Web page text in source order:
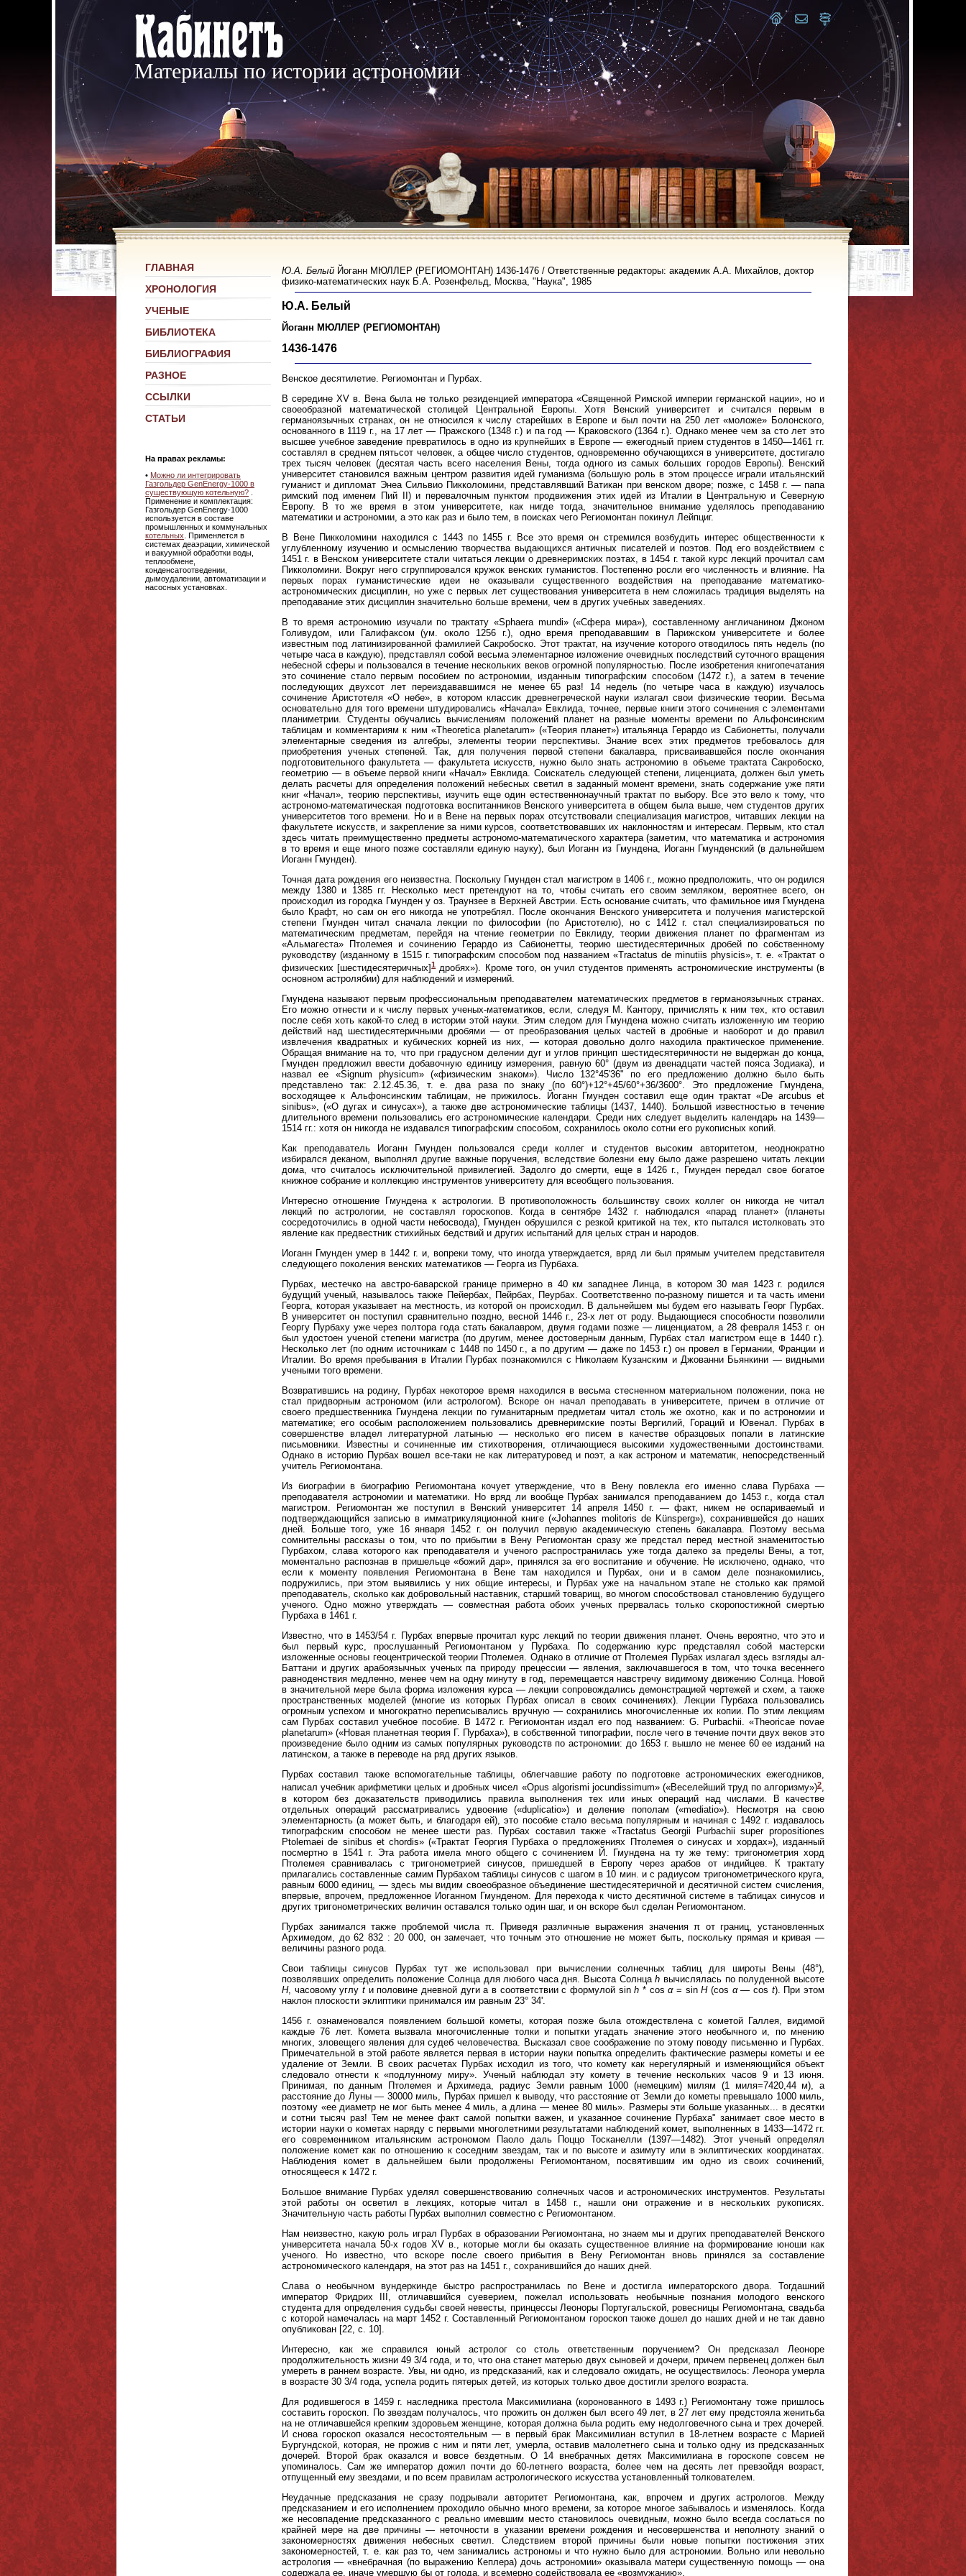
Материалы по истории астрономии
ГЛАВНАЯ
ХРОНОЛОГИЯ
УЧЕНЫЕ
БИБЛИОТЕКА
БИБЛИОГРАФИЯ
РАЗНОЕ
ССЫЛКИ
СТАТЬИ
На правах рекламы:
• Можно ли интегрировать
Газгольдер GenEnergy-1000 в
существующую котельную?
Применение и комплектация:
Газгольдер GenEnergy-1000
используется в составе
промышленных и коммунальных
котельных . Применяется в
системах деаэрации, химической
и вакуумной обработки воды,
теплообмене,
конденсатоотведении,
дымоудалении, автоматизации и
насосных установках.
Ю.А. Белый Йоганн МЮЛЛЕР (РЕГИОМОНТАН) 1436-1476 / Ответственные редакторы: академик А.А. Михайлов, доктор
физико-математических наук Б.А. Розенфельд, Москва, "Наука", 1985
Ю.А. Белый
Йоганн МЮЛЛЕР (РЕГИОМОНТАН)
1436-1476
Венское десятилетие. Региомонтан и Пурбах.
В середине XV в. Вена была не только резиденцией императора «Священной Римской империи германской нации», но и
своеобразной математической столицей Центральной Европы. Хотя Венский университет и считался первым в
германоязычных странах, он не относился к числу старейших в Европе и был почти на 250 лет «моложе» Болонского,
основанного в 1119 г., на 17 лет — Пражского (1348 г.) и па год — Краковского (1364 г.). Однако менее чем за сто лет это
высшее учебное заведение превратилось в одно из крупнейших в Европе — ежегодный прием студентов в 1450—1461 гг.
составлял в среднем пятьсот человек, а общее число студентов, одновременно обучающихся в университете, достигало
трех тысяч человек (десятая часть всего населения Вены, тогда одного из самых больших городов Европы). Венский
университет становился важным центром развития идей гуманизма (большую роль в этом процессе играли итальянский
гуманист и дипломат Энеа Сильвио Пикколомини, представлявший Ватикан при венском дворе; позже, с 1458 г. — папа
римский под именем Пий II) и перевалочным пунктом продвижения этих идей из Италии в Центральную и Северную
Европу. В то же время в этом университете, как нигде тогда, значительное внимание уделялось преподаванию
математики и астрономии, а это как раз и было тем, в поисках чего Региомонтан покинул Лейпциг.
В Вене Пикколомини находился с 1443 по 1455 г. Все это время он стремился возбудить интерес общественности к
углубленному изучению и осмыслению творчества выдающихся античных писателей и поэтов. Под его воздействием с
1451 г. в Венском университете стали читаться лекции о древнеримских поэтах, в 1454 г. такой курс лекций прочитал сам
Пикколомини. Вокруг него сгруппировался кружок венских гуманистов. Постепенно росли его численность и влияние. На
первых порах гуманистические идеи не оказывали существенного воздействия на преподавание математико-
астрономических дисциплин, но уже с первых лет существования университета в нем сложилась традиция выделять на
преподавание этих дисциплин значительно больше времени, чем в других учебных заведениях.
В то время астрономию изучали по трактату «Sphaera mundi» («Сфера мира»), составленному англичанином Джоном
Голивудом, или Галифаксом (ум. около 1256 г.), одно время преподававшим в Парижском университете и более
известным под латинизированной фамилией Сакробоско. Этот трактат, на изучение которого отводилось пять недель (по
четыре часа в каждую), представлял собой весьма элементарное изложение очевидных последствий суточного вращения
небесной сферы и пользовался в течение нескольких веков огромной популярностью. После изобретения книгопечатания
это сочинение стало первым пособием по астрономии, изданным типографским способом (1472 г.), а затем в течение
последующих двухсот лет переиздававшимся не менее 65 раз! 14 недель (по четыре часа в каждую) изучалось
сочинение Аристотеля «О небе», в котором классик древнегреческой науки излагал свои физические теории. Весьма
основательно для того времени штудировались «Начала» Евклида, точнее, первые книги этого сочинения с элементами
планиметрии. Студенты обучались вычислениям положений планет на разные моменты времени по Альфонсинским
таблицам и комментариям к ним «Theoretica planetarum» («Теория планет») итальянца Герардо из Сабионетты, получали
элементарные сведения из алгебры, элементы теории перспективы. Знание всех этих предметов требовалось для
приобретения ученых степеней. Так, для получения первой степени бакалавра, присваивавшейся после окончания
подготовительного факультета — факультета искусств, нужно было знать астрономию в объеме трактата Сакробоско,
геометрию — в объеме первой книги «Начал» Евклида. Соискатель следующей степени, лиценциата, должен был уметь
делать расчеты для определения положений небесных светил в заданный момент времени, знать содержание уже пяти
книг «Начал», теорию перспективы, изучить еще один естественнонаучный трактат по выбору. Все это вело к тому, что
астрономо-математическая подготовка воспитанников Венского университета в общем была выше, чем студентов других
университетов того времени. Но и в Вене на первых порах отсутствовали специализация магистров, читавших лекции на
факультете искусств, и закрепление за ними курсов, соответствовавших их наклонностям и интересам. Первым, кто стал
здесь читать преимущественно предметы астрономо-математического характера (заметим, что математика и астрономия
в то время и еще много позже составляли единую науку), был Иоганн из Гмундена, Иоганн Гмунденский (в дальнейшем
Иоганн Гмунден).
Точная дата рождения его неизвестна. Поскольку Гмунден стал магистром в 1406 г., можно предположить, что он родился
между 1380 и 1385 гг. Несколько мест претендуют на то, чтобы считать его своим земляком, вероятнее всего, он
происходил из городка Гмунден у оз. Траунзее в Верхней Австрии. Есть основание считать, что фамильное имя Гмундена
было Крафт, но сам он его никогда не употреблял. После окончания Венского университета и получения магистерской
степени Гмунден читал сначала лекции по философии (по Аристотелю), но с 1412 г. стал специализироваться по
математическим предметам, перейдя на чтение геометрии по Евклиду, теории движения планет по фрагментам из
«Альмагеста» Птолемея и сочинению Герардо из Сабионетты, теорию шестидесятеричных дробей по собственному
руководству (изданному в 1515 г. типографским способом под названием «Tractatus de minutiis physicis», т. е. «Трактат о
физических [шестидесятеричных]1дробях»). Кроме того, он учил студентов применять астрономические инструменты (в
основном астролябии) для наблюдений и измерений.
Гмундена называют первым профессиональным преподавателем математических предметов в германоязычных странах.
Его можно отнести и к числу первых ученых-математиков, если, следуя М. Кантору, причислять к ним тех, кто оставил
после себя хоть какой-то след в истории этой науки. Этим следом для Гмундена можно считать изложенную им теорию
действий над шестидесятеричными дробями — от преобразования целых частей в дробные и наоборот и до правил
извлечения квадратных и кубических корней из них, — которая довольно долго находила практическое применение.
Обращая внимание на то, что при градусном делении дуг и углов принцип шестидесятеричности не выдержан до конца,
Гмунден предложил ввести добавочную единицу измерения, равную 60° (двум из двенадцати частей пояса Зодиака), и
назвал ее «Signum physicum» («физическим знаком»). Число 132°45'36" по его предложению должно было быть
представлено так: 2.12.45.36, т. е. два раза по знаку (по 60°)+12°+45/60°+36/3600°. Это предложение Гмундена,
восходящее к Альфонсинским таблицам, не прижилось. Йоганн Гмунден составил еще один трактат «De arcubus et
sinibus», («О дугах и синусах»), а также две астрономические таблицы (1437, 1440). Большой известностью в течение
длительного времени пользовались его астрономические календари. Среди них следует выделить календарь на 1439—
1514 гг.: хотя он никогда не издавался типографским способом, сохранилось около сотни его рукописных копий.
Как преподаватель Иоганн Гмунден пользовался среди коллег и студентов высоким авторитетом, неоднократно
избирался деканом, выполнял другие важные поручения, вследствие болезни ему было даже разрешено читать лекции
дома, что считалось исключительной привилегией. Задолго до смерти, еще в 1426 г., Гмунден передал свое богатое
книжное собрание и коллекцию инструментов университету для всеобщего пользования.
Интересно отношение Гмундена к астрологии. В противоположность большинству своих коллег он никогда не читал
лекций по астрологии, не составлял гороскопов. Когда в сентябре 1432 г. наблюдался «парад планет» (планеты
сосредоточились в одной части небосвода), Гмунден обрушился с резкой критикой на тех, кто пытался истолковать это
явление как предвестник стихийных бедствий и других испытаний для целых стран и народов.
Иоганн Гмунден умер в 1442 г. и, вопреки тому, что иногда утверждается, вряд ли был прямым учителем представителя
следующего поколения венских математиков — Георга из Пурбаха.
Пурбах, местечко на австро-баварской границе примерно в 40 км западнее Линца, в котором 30 мая 1423 г. родился
будущий ученый, называлось также Пейербах, Пейрбах, Пеурбах. Соответственно по-разному пишется и та часть имени
Георга, которая указывает на местность, из которой он происходил. В дальнейшем мы будем его называть Георг Пурбах.
В университет он поступил сравнительно поздно, весной 1446 г., 23-х лет от роду. Выдающиеся способности позволили
Георгу Пурбаху уже через полтора года стать бакалавром, двумя годами позже — лиценциатом, а 28 февраля 1453 г. он
был удостоен ученой степени магистра (по другим, менее достоверным данным, Пурбах стал магистром еще в 1440 г.).
Несколько лет (по одним источникам с 1448 по 1450 г., а по другим — даже по 1453 г.) он провел в Германии, Франции и
Италии. Во время пребывания в Италии Пурбах познакомился с Николаем Кузанским и Джованни Бьянкини — видными
учеными того времени.
Возвратившись на родину, Пурбах некоторое время находился в весьма стесненном материальном положении, пока не
стал придворным астрономом (или астрологом). Вскоре он начал преподавать в университете, причем в отличие от
своего предшественника Гмундена лекции по гуманитарным предметам читал столь же охотно, как и по астрономии и
математике; его особым расположением пользовались древнеримские поэты Вергилий, Гораций и Ювенал. Пурбах в
совершенстве владел литературной латынью — несколько его писем в качестве образцовых попали в латинские
письмовники. Известны и сочиненные им стихотворения, отличающиеся высокими художественными достоинствами.
Однако в историю Пурбах вошел все-таки не как литературовед и поэт, а как астроном и математик, непосредственный
учитель Региомонтана.
Из биографии в биографию Региомонтана кочует утверждение, что в Вену повлекла его именно слава Пурбаха —
преподавателя астрономии и математики. Но вряд ли вообще Пурбах занимался преподаванием до 1453 г., когда стал
магистром. Региомонтан же поступил в Венский университет 14 апреля 1450 г. — факт, никем не оспариваемый и
подтверждающийся записью в имматрикуляционной книге («Johannes molitoris de Künsperg»), сохранившейся до наших
дней. Больше того, уже 16 января 1452 г. он получил первую академическую степень бакалавра. Поэтому весьма
сомнительны рассказы о том, что по прибытии в Вену Региомонтан сразу же предстал перед местной знаменитостью
Пурбахом, слава которого как преподавателя и ученого распространилась уже тогда далеко за пределы Вены, а тот,
моментально распознав в пришельце «божий дар», принялся за его воспитание и обучение. Не исключено, однако, что
если к моменту появления Региомонтана в Вене там находился и Пурбах, они и в самом деле познакомились,
подружились, при этом выявились у них общие интересы, и Пурбах уже на начальном этапе не столько как прямой
преподаватель, сколько как добровольный наставник, старший товарищ, во многом способствовал становлению будущего
ученого. Одно можно утверждать — совместная работа обоих ученых прервалась только скоропостижной смертью
Пурбаха в 1461 г.
Известно, что в 1453/54 г. Пурбах впервые прочитал курс лекций по теории движения планет. Очень вероятно, что это и
был первый курс, прослушанный Региомонтаном у Пурбаха. По содержанию курс представлял собой мастерски
изложенные основы геоцентрической теории Птолемея. Однако в отличие от Птолемея Пурбах излагал здесь взгляды ал-
Баттани и других арабоязычных ученых па природу прецессии — явления, заключавшегося в том, что точка весеннего
равноденствия медленно, менее чем на одну минуту в год, перемещается навстречу видимому движению Солнца. Новой
в значительной мере была форма изложения курса — лекции сопровождались демонстрацией чертежей и схем, а также
пространственных моделей (многие из которых Пурбах описал в своих сочинениях). Лекции Пурбаха пользовались
огромным успехом и многократно переписывались вручную — сохранились многочисленные их копии. По этим лекциям
сам Пурбах составил учебное пособие. В 1472 г. Региомонтан издал его под названием: G. Purbachii. «Theoricae novae
planetarum» («Новая планетная теория Г. Пурбаха»), в собственной типографии, после чего в течение почти двух веков это
произведение было одним из самых популярных руководств по астрономии: до 1653 г. вышло не менее 60 ее изданий на
латинском, а также в переводе на ряд других языков.
Пурбах составил также вспомогательные таблицы, облегчавшие работу по подготовке астрономических ежегодников,
написал учебник арифметики целых и дробных чисел «Opus algorismi jocundissimum» («Веселейший труд по алгоризму»)2,
в котором без доказательств приводились правила выполнения тех или иных операций над числами. В качестве
отдельных операций рассматривались удвоение («duplicatio») и деление пополам («mediatio»). Несмотря на свою
элементарность (а может быть, и благодаря ей), это пособие стало весьма популярным и начиная с 1492 г. издавалось
типографским способом не менее шести раз. Пурбах составил также «Tractatus Georgii Purbachii super propositiones
Ptolemaei de sinibus et chordis» («Трактат Георгия Пурбаха о предложениях Птолемея о синусах и хордах»), изданный
посмертно в 1541 г. Эта работа имела много общего с сочинением Й. Гмундена на ту же тему: тригонометрия хорд
Птолемея сравнивалась с тригонометрией синусов, пришедшей в Европу через арабов от индийцев. К трактату
прилагались составленные самим Пурбахом таблицы синусов с шагом в 10 мин. и с радиусом тригонометрического круга,
равным 6000 единиц, — здесь мы видим своеобразное объединение шестидесятеричной и десятичной систем счисления,
впервые, впрочем, предложенное Иоганном Гмунденом. Для перехода к чисто десятичной системе в таблицах синусов и
других тригонометрических величин оставался только один шаг, и он вскоре был сделан Региомонтаном.
Пурбах занимался также проблемой числа π. Приведя различные выражения значения π от границ, установленных
Архимедом, до 62 832 : 20 000, он замечает, что точным это отношение не может быть, поскольку прямая и кривая —
величины разного рода.
Свои таблицы синусов Пурбах тут же использовал при вычислении солнечных таблиц для широты Вены (48°),
позволявших определить положение Солнца для любого часа дня. Высота Солнцаh вычислялась по полуденной высоте
H, часовому углу t и половине дневной дуги а в соответствии с формулой sinh * cosα= sinΗ(cos α— cos t). При этом
наклон плоскости эклиптики принимался им равным 23° 34'.
1456 г. ознаменовался появлением большой кометы, которая позже была отождествлена с кометой Галлея, видимой
каждые 76 лет. Комета вызвала многочисленные толки и попытки угадать значение этого необычного и, по мнению
многих, зловещего явления для судеб человечества. Высказал свое соображение по этому поводу письменно и Пурбах.
Примечательной в этой работе является первая в истории науки попытка определить фактические размеры кометы и ее
удаление от Земли. В своих расчетах Пурбах исходил из того, что комету как нерегулярный и изменяющийся объект
следовало отнести к «подлунному миру». Ученый наблюдал эту комету в течение нескольких часов 9 и 13 июня.
Принимая, по данным Птолемея и Архимеда, радиус Земли равным 1000 (немецким) милям (1 миля=7420,44 м), а
расстояние до Луны — 30000 миль, Пурбах пришел к выводу, что расстояние от Земли до кометы превышало 1000 миль,
поэтому «ее диаметр не мог быть менее 4 миль, а длина — менее 80 миль». Размеры эти больше указанных... в десятки
и сотни тысяч раз! Тем не менее факт самой попытки важен, и указанное сочинение Пурбаха" занимает свое место в
истории науки о кометах наряду с первыми многолетними результатами наблюдений комет, выполненных в 1433—1472 гг.
его современником итальянским астрономом Паоло даль Поццо Тосканелли (1397—1482). Этот ученый определял
положение комет как по отношению к соседним звездам, так и по высоте и азимуту или в эклиптических координатах.
Наблюдения комет в дальнейшем были продолжены Региомонтаном, посвятившим им одно из своих сочинений,
относящееся к 1472 г.
Большое внимание Пурбах уделял совершенствованию солнечных часов и астрономических инструментов. Результаты
этой работы он осветил в лекциях, которые читал в 1458 г., нашли они отражение и в нескольких рукописях.
Значительную часть работы Пурбах выполнил совместно с Региомонтаном.
Нам неизвестно, какую роль играл Пурбах в образовании Региомонтана, но знаем мы и других преподавателей Венского
университета начала 50-х годов XV в., которые могли бы оказать существенное влияние на формирование юноши как
ученого. Но известно, что вскоре после своего прибытия в Вену Региомонтан вновь принялся за составление
астрономического календаря, на этот раз на 1451 г., сохранившийся до наших дней.
Слава о необычном вундеркинде быстро распространилась по Вене и достигла императорского двора. Тогдашний
император Фридрих III, отличавшийся суеверием, пожелал использовать необычные познания молодого венского
студента для определения судьбы своей невесты, принцессы Леоноры Португальской, ровесницы Региомонтана, свадьба
с которой намечалась на март 1452 г. Составленный Региомонтаном гороскоп также дошел до наших дней и не так давно
опубликован [22, с. 10].
Интересно, как же справился юный астролог со столь ответственным поручением? Он предсказал Леоноре
продолжительность жизни 49 3/4 года, и то, что она станет матерью двух сыновей и дочери, причем первенец должен был
умереть в раннем возрасте. Увы, ни одно, из предсказаний, как и следовало ожидать, не осуществилось: Леонора умерла
в возрасте 30 3/4 года, успела родить пятерых детей, из которых только двое достигли зрелого возраста.
Для родившегося в 1459 г. наследника престола Максимилиана (коронованного в 1493 г.) Региомонтану тоже пришлось
составить гороскоп. По звездам получалось, что прожить он должен был всего 49 лет, в 27 лет ему предстояла женитьба
на не отличавшейся крепким здоровьем женщине, которая должна была родить ему недолговечного сына и трех дочерей.
И снова гороскоп оказался несостоятельным — в первый брак Максимилиан вступил в 18-летнем возрасте с Марией
Бургундской, которая, не прожив с ним и пяти лет, умерла, оставив малолетнего сына и только одну из предсказанных
дочерей. Второй брак оказался и вовсе бездетным. О 14 внебрачных детях Максимилиана в гороскопе совсем не
упоминалось. Сам же император дожил почти до 60-летнего возраста, более чем на десять лет превзойдя возраст,
отпущенный ему звездами, и по всем правилам астрологического искусства установленный толкователем.
Неудачные предсказания не сразу подрывали авторитет Региомонтана, как, впрочем и других астрологов. Между
предсказанием и его исполнением проходило обычно много времени, за которое многое забывалось и изменялось. Когда
же несовпадение предсказанного с реально имевшим место становилось очевидным, можно было всегда сослаться по
крайней мере на две причины — неточности в указании времени рождения и несовершенства и неполноту знаний о
закономерностях движения небесных светил. Следствием второй причины были новые попытки постижения этих
закономерностей, т. е. как раз то, чем занимались астрономы и что нужно было для астрономии. Вольно или невольно
астрология — «внебрачная (по выражению Кеплера) дочь астрономии» оказывала матери существенную помощь — она
содержала ее, иначе умершую бы от голода, и всемерно содействовала ее «возмужанию».